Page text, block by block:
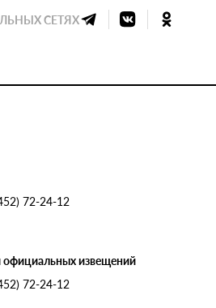
СЕТЯХ
72-24-12
извещений
72-24-12